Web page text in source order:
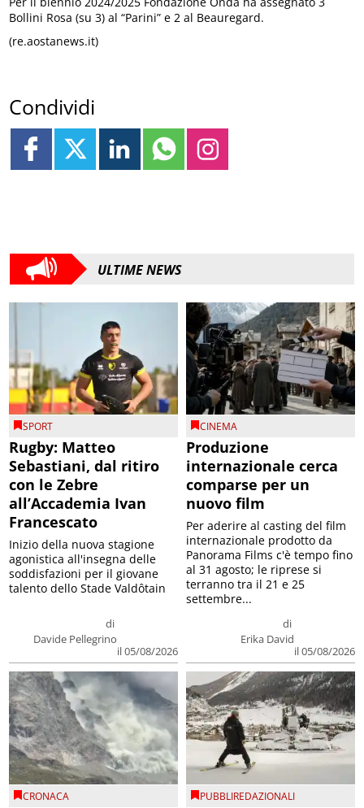
Bollini Rosa (su 3) al “Parini” e 2 al Beauregard.
(re.aostanews.it)
Condividi
ULTIME NEWS
SPORT
Rugby: Matteo
Sebastiani, dal ritiro
con le Zebre
all’Accademia Ivan
Francescato
di
Davide Pellegrino
il 05/08/2026
Inizio della nuova stagione
agonistica all'insegna delle
soddisfazioni per il giovane
talento dello Stade Valdôtain
CINEMA
Produzione
internazionale cerca
comparse per un
nuovo film
di
Erika David
il 05/08/2026
Per aderire al casting del film
internazionale prodotto da
Panorama Films c'è tempo fino
al 31 agosto; le riprese si
terranno tra il 21 e 25
settembre...
CRONACA PUBBLIREDAZIONALI